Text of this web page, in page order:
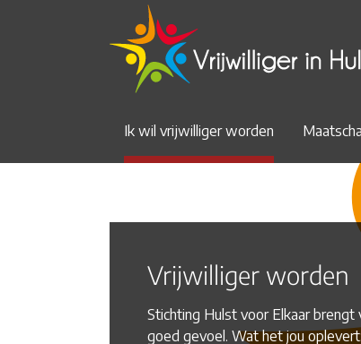
Ik wil vrijwilliger worden (current)
Vrijwilliger worden
Stichting Hulst voor Elkaar
goed gevoel. Wat het jou